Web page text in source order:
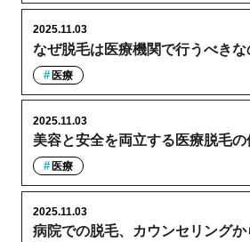
なぜ脱毛は医療機関で行うべきな
2025.11.03
医療
美容と安全を両立する医療脱毛の
2025.11.03
医療
病院での脱毛、カウンセリング
2025.11.03